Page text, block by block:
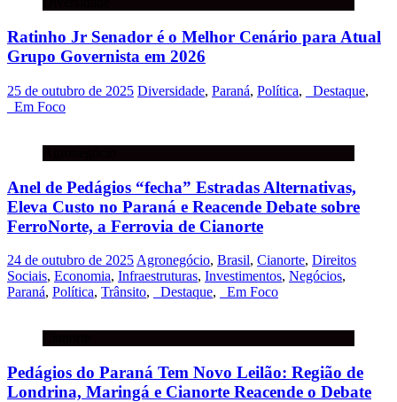
Ratinho Jr Senador é o Melhor Cenário para Atual
Grupo Governista em 2026
25 de outubro de 2025 Diversidade, Paraná, Política, _Destaque,
_Em Foco
Anel de Pedágios “fecha” Estradas Alternativas,
Eleva Custo no Paraná e Reacende Debate sobre
FerroNorte, a Ferrovia de Cianorte
24 de outubro de 2025 Agronegócio, Brasil, Cianorte, Direitos
Sociais, Economia, Infraestruturas, Investimentos, Negócios,
Paraná, Política, Trânsito, _Destaque, _Em Foco
Pedágios do Paraná Tem Novo Leilão: Região de
Londrina, Maringá e Cianorte Reacende o Debate